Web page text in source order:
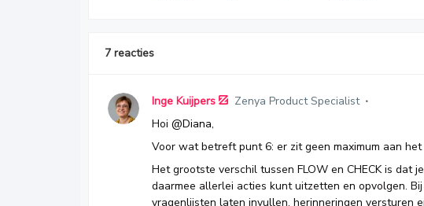
7 reacties
Inge Kuijpers Zenya Product Specialist
Hoi @Diana,
Voor wat betreft punt 6: er zit geen maximum aan
Het grootste verschil tussen FLOW en CHECK is dat
daarmee allerlei acties kunt uitzetten en opvolgen.
vragenlijsten laten invullen, herinneringen versturen